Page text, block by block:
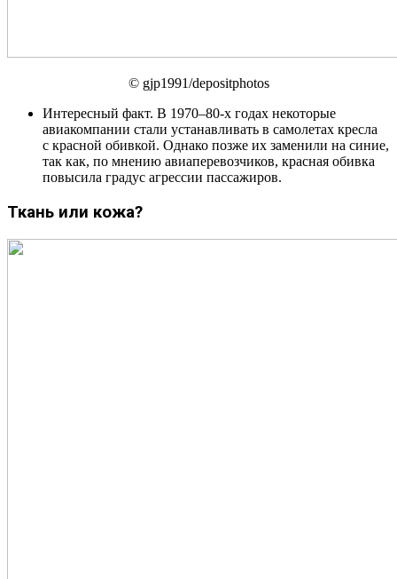
© gjp1991/depositphotos
Интересный факт. В 1970–80-х годах некоторые
авиакомпании стали устанавливать в самолетах кресла
с красной обивкой. Однако позже их заменили на синие,
так как, по мнению авиаперевозчиков, красная обивка
повысила градус агрессии пассажиров.
Ткань или кожа?